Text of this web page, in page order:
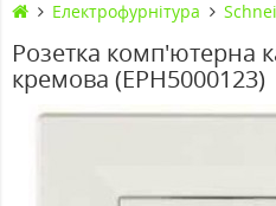
Електрофурнітура
Розетка комп'ютерна
кремова (EPH5000123)